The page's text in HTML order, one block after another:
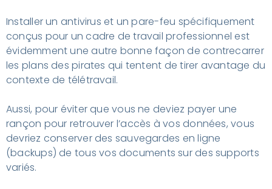
Installer un antivirus et un pare-feu spécifiquement
conçus pour un cadre de travail professionnel est
évidemment une autre bonne façon de contrecarrer
les plans des pirates qui tentent de tirer avantage du
contexte de télétravail.
Aussi, pour éviter que vous ne deviez payer une
rançon pour retrouver l’accès à vos données, vous
devriez conserver des sauvegardes en ligne
(backups)de tous vos documents sur des supports
variés.